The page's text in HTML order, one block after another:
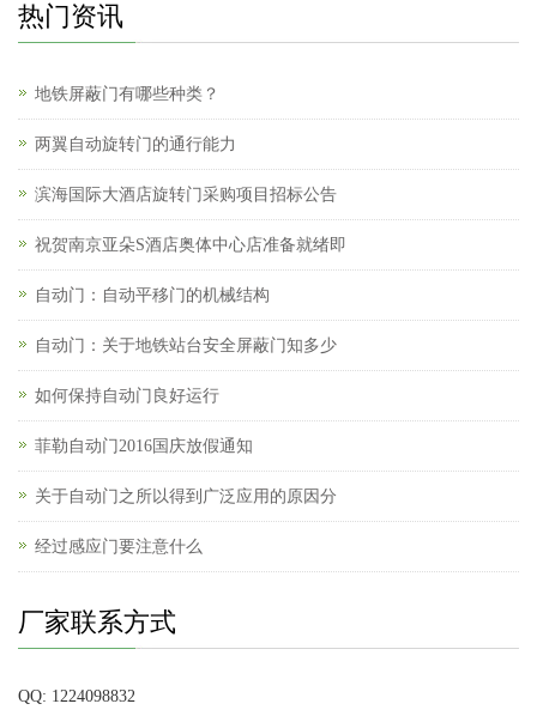
热门资讯
地铁屏蔽门有哪些种类？
两翼自动旋转门的通行能力
滨海国际大酒店旋转门采购项目招标公告
祝贺南京亚朵S酒店奥体中心店准备就绪即
自动门：自动平移门的机械结构
自动门：关于地铁站台安全屏蔽门知多少
如何保持自动门良好运行
菲勒自动门2016国庆放假通知
关于自动门之所以得到广泛应用的原因分
经过感应门要注意什么
厂家联系方式
QQ: 1224098832